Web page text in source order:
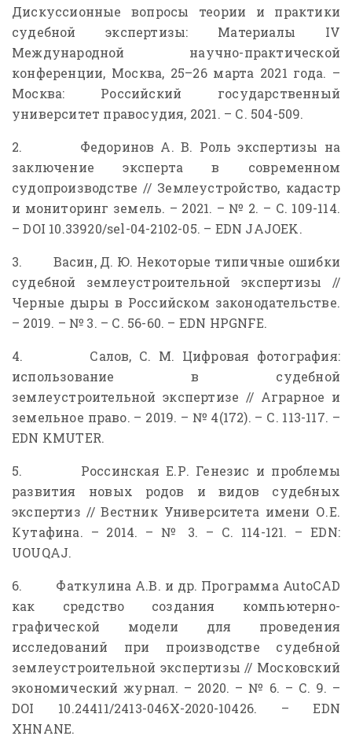
Дискуссионные вопросы теории и практики
судебной экспертизы: Материалы IV
Международной научно-практической
конференции, Москва, 25–26 марта 2021 года. –
Москва: Российский государственный
университет правосудия, 2021. – С. 504-509.
2. Федоринов А. В. Роль экспертизы на
заключение эксперта в современном
судопроизводстве // Землеустройство, кадастр
и мониторинг земель. – 2021. – № 2. – С. 109-114.
– DOI 10.33920/sel-04-2102-05. – EDN JAJOEK.
3. Васин, Д. Ю. Некоторые типичные ошибки
судебной землеустроительной экспертизы //
Черные дыры в Российском законодательстве.
– 2019. – № 3. – С. 56-60. – EDN HPGNFE.
4. Салов, С. М. Цифровая фотография:
использование в судебной
землеустроительной экспертизе // Аграрное и
земельное право. – 2019. – № 4(172). – С. 113-117. –
EDN KMUTER.
5. Россинская Е.Р. Генезис и проблемы
развития новых родов и видов судебных
экспертиз // Вестник Университета имени О.Е.
Кутафина. – 2014. – № 3. – С. 114-121. – EDN:
UOUQAJ.
6. Фаткулина А.В. и др. Программа AutoCAD
как средство создания компьютерно-
графической модели для проведения
исследований при производстве судебной
землеустроительной экспертизы // Московский
экономический журнал. – 2020. – № 6. – С. 9. –
DOI 10.24411/2413-046X-2020-10426. – EDN
XHNANE.